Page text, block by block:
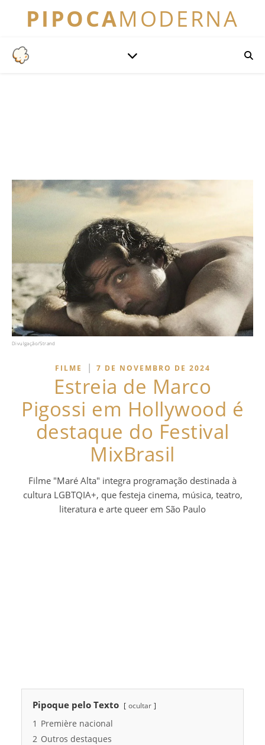
PIPOCAMODERNA
Divulgação/Strand
FILME | 7 DE NOVEMBRO DE 2024
Estreia de Marco
Pigossi em Hollywood é
destaque do Festival
MixBrasil
Filme "Maré Alta" integra programação destinada à
cultura LGBTQIA+, que festeja cinema, música, teatro,
literatura e arte queer em São Paulo
Pipoque pelo Texto ocultar
1 Première nacional
2 Outros destaques